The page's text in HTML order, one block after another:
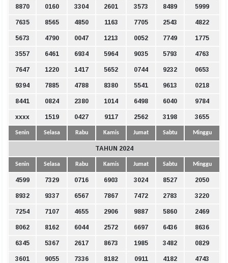
8870 0160 3304 2601 3573 8489 5999
7635 8565 4850 1163 7705 2543 4822
5673 4790 0047 1213 0052 7749 1775
3557 6461 6934 5964 9035 5793 4763
7647 1220 1417 5652 0744 9232 0653
9394 7885 4788 8380 5541 9613 0218
8441 0824 2380 1014 6498 6040 9784
xxxx 1519 0427 9117 2562 3198 3655
Senin Selasa Rabu Kamis Jumat Sabtu Minggu
TAHUN 2024
Senin Selasa Rabu Kamis Jumat Sabtu Minggu
4599 7329 0716 6903 3024 8527 2050
8932 9337 6567 7867 7472 2783 3220
7254 7107 4655 2906 9887 5860 2469
8062 8162 6044 2572 6697 6436 8636
6345 5367 2617 8673 1985 3482 0829
3601 9055 7336 8182 0911 4182 4743